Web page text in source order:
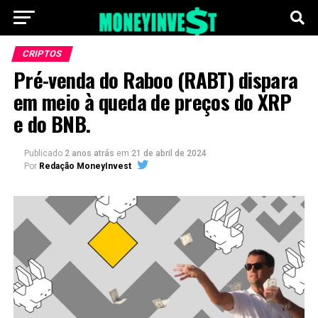
CRIPTOS
Pré-venda do Raboo (RABT) dispara
em meio à queda de preços do XRP
e do BNB.
Publicado 2 anos atrás em 21 de abril de 2024
Por Redação MoneyInvest